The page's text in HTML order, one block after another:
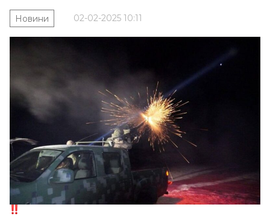
02-02-2025 10:11
Новини